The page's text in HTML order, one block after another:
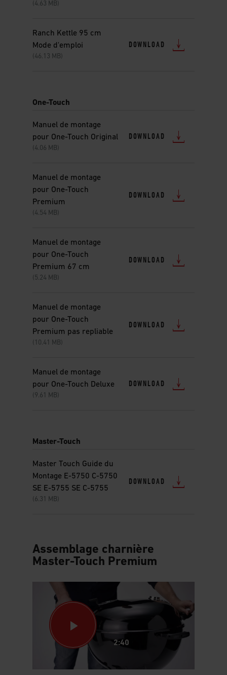
(4.63 MB)
Ranch Kettle 95 cm
Mode d'emploi
(46.13 MB)
DOWNLOAD
One-Touch
Manuel de montage
pour One-Touch Original
(4.06 MB)
DOWNLOAD
Manuel de montage
pour One-Touch
Premium
(4.54 MB)
DOWNLOAD
Manuel de montage
pour One-Touch
Premium 67 cm
(5.24 MB)
DOWNLOAD
Manuel de montage
pour One-Touch
Premium pas repliable
(10.41 MB)
DOWNLOAD
Manuel de montage
pour One-Touch Deluxe
(9.61 MB)
DOWNLOAD
Master-Touch
Master Touch Guide du
Montage E-5750 C-5750
SE E-5755 SE C-5755
(6.31 MB)
DOWNLOAD
Assemblage charnière
Master-Touch Premium
2:40